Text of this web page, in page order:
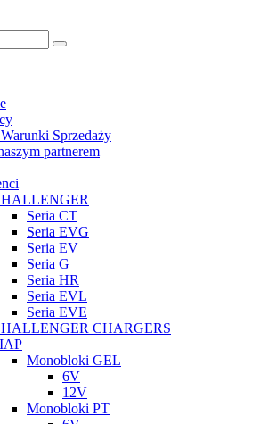
Sprzedaży
partnerem
Seria CT
Seria EVG
Seria EV
Seria G
Seria HR
Seria EVL
Seria EVE
CHARGERS
Monobloki GEL
6V
12V
Monobloki PT